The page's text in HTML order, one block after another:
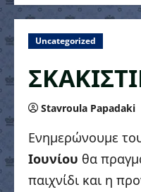
Uncategorized
Stavroula Papadaki
Ενημερώνουμε
Ιουνίου θα
παιχνίδι και η